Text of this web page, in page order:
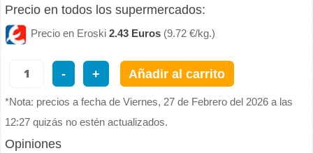
Precio en todos los supermercados:
Precio en Eroski2.43 Euros (9.72 €/kg.)
- + Añadir al carrito
*Nota: precios a fecha de Viernes, 27 de Febrero del 2026 a las
12:27 quizás no estén actualizados.
Opiniones